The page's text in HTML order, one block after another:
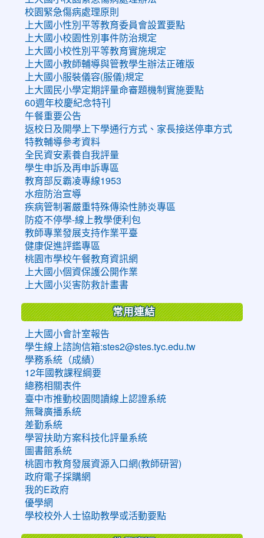
校園緊急傷病處理原則
上大國小性別平等教育委員會設置要點
上大國小校園性別事件防治規定
上大國小校性別平等教育實施規定
上大國小教師輔導與管教學生辦法正確版
上大國小服裝儀容(服儀)規定
上大國民小學定期評量命審題機制實施要點
60週年校慶紀念特刊
午餐重要公告
返校日及開學上下學通行方式、家長接送停車方式
特教輔導參考資料
全民資安素養自我評量
學生申訴及再申訴專區
教育部反霸凌專線1953
水痘防治宣導
疾病管制署嚴重特殊傳染性肺炎專區
防疫不停學-線上教學便利包
教師專業發展支持作業平臺
健康促進評鑑專區
桃園市學校午餐教育資訊網
上大國小個資保護公開作業
上大國小災害防救計畫書
常用連結
上大國小會計室報告
學生線上諮詢信箱:stes2@stes.tyc.edu.tw
學務系統（成績）
12年國教課程綱要
總務相關表件
臺中市推動校園閱讀線上認證系統
無聲廣播系統
差勤系統
學習扶助方案科技化評量系統
圖書館系統
桃園市教育發展資源入口網(教師研習)
政府電子採購網
我的E政府
優學網
學校校外人士協助教學或活動要點